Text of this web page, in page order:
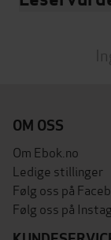
OM OSS
Om Ebok.no
Ledige stillinger
Følg oss på
Følg oss på